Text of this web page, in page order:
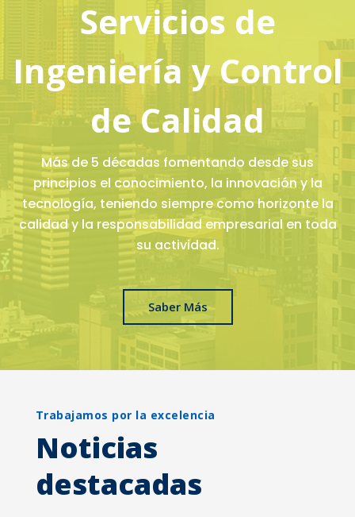
Servicios de
Ingeniería y Control
de Calidad
Más de 5 décadas fomentando desde sus
principios el conocimiento, la innovación y la
tecnología, teniendo siempre como horizonte la
calidad y la responsabilidad empresarial en toda
su actividad.
Saber Más
Trabajamos por la excelencia
Noticias
destacadas